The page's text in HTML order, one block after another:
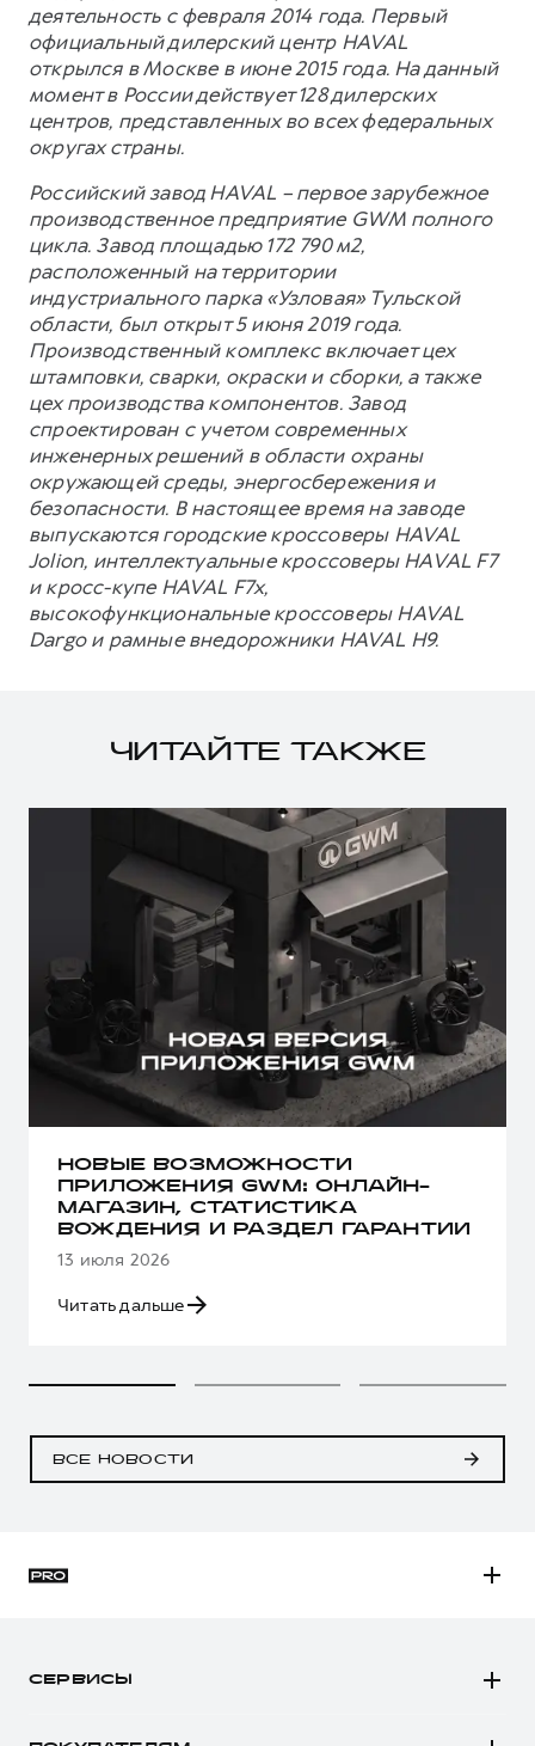
деятельность с февраля 2014 года. Первый
официальный дилерский центр HAVAL
открылся в Москве в июне 2015 года. На данный
момент в России действует 128 дилерских
центров, представленных во всех федеральных
округах страны.
Российский завод HAVAL – первое зарубежное
производственное предприятие GWM полного
цикла. Завод площадью 172 790 м2,
расположенный на территории
индустриального парка «Узловая» Тульской
области, был открыт 5 июня 2019 года.
Производственный комплекс включает цех
штамповки, сварки, окраски и сборки, а также
цех производства компонентов. Завод
спроектирован с учетом современных
инженерных решений в области охраны
окружающей среды, энергосбережения и
безопасности. В настоящее время на заводе
выпускаются городские кроссоверы HAVAL
Jolion, интеллектуальные кроссоверы HAVAL F7
и кросс-купе HAVAL F7x,
высокофункциональные кроссоверы HAVAL
Dargo и рамные внедорожники HAVAL H9.
ЧИТАЙТЕ ТАКЖЕ
НОВЫЕ ВОЗМОЖНОСТИ
ПРИЛОЖЕНИЯ GWM: ОНЛАЙН-
МАГАЗИН, СТАТИСТИКА
ВОЖДЕНИЯ И РАЗДЕЛ ГАРАНТИИ
13 июля 2026
Читать дальше
ВСЕ НОВОСТИ
СЕРВИСЫ